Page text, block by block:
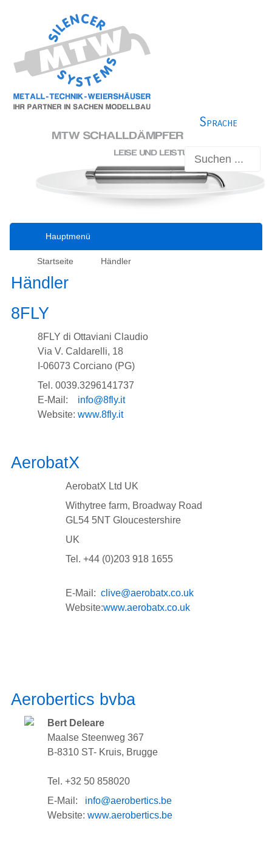
Sprache
Hauptmenü
Startseite Händler
Händler
8FLY
8FLY di Ottaviani Claudio
Via V. Caldarelli, 18
I-06073 Corciano (PG)
Tel. 0039.3296141737
E-Mail: info@8fly.it
Website: www.8fly.it
AerobatX
AerobatX Ltd UK
Withytree farm, Broadway Road
GL54 5NT Gloucestershire
UK
Tel. +44 (0)203 918 1655
E-Mail: clive@aerobatx.co.uk
Website:www.aerobatx.co.uk
Aerobertics bvba
Bert Deleare
Maalse Steenweg 367
B-8310 ST- Kruis, Brugge
Tel. +32 50 858020
E-Mail: info@aerobertics.be
Website: www.aerobertics.be